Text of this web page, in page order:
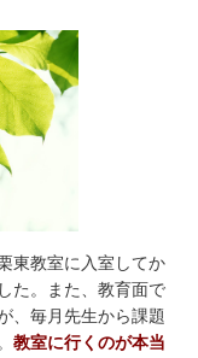
東教室に入室してか
た。また、教育面で
、毎月先生から課題
教室に行くのが本当